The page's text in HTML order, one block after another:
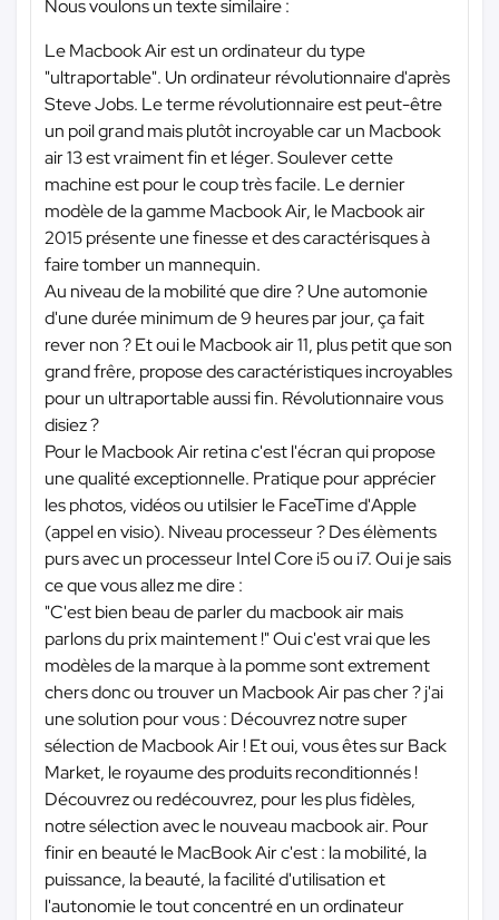
Nous voulons un texte similaire :
Le Macbook Air est un ordinateur du type
"ultraportable". Un ordinateur révolutionnaire d'après
Steve Jobs. Le terme révolutionnaire est peut-être
un poil grand mais plutôt incroyable car un Macbook
air 13 est vraiment fin et léger. Soulever cette
machine est pour le coup très facile. Le dernier
modèle de la gamme Macbook Air, le Macbook air
2015 présente une finesse et des caractérisques à
faire tomber un mannequin.
Au niveau de la mobilité que dire ? Une automonie
d'une durée minimum de 9 heures par jour, ça fait
rever non ? Et oui le Macbook air 11, plus petit que son
grand frêre, propose des caractéristiques incroyables
pour un ultraportable aussi fin. Révolutionnaire vous
disiez ?
Pour le Macbook Air retina c'est l'écran qui propose
une qualité exceptionnelle. Pratique pour apprécier
les photos, vidéos ou utilsier le FaceTime d'Apple
(appel en visio). Niveau processeur ? Des élèments
purs avec un processeur Intel Core i5 ou i7. Oui je sais
ce que vous allez me dire :
"C'est bien beau de parler du macbook air mais
parlons du prix maintement !" Oui c'est vrai que les
modèles de la marque à la pomme sont extrement
chers donc ou trouver un Macbook Air pas cher ? j'ai
une solution pour vous : Découvrez notre super
sélection de Macbook Air ! Et oui, vous êtes sur Back
Market, le royaume des produits reconditionnés !
Découvrez ou redécouvrez, pour les plus fidèles,
notre sélection avec le nouveau macbook air. Pour
finir en beauté le MacBook Air c'est : la mobilité, la
puissance, la beauté, la facilité d'utilisation et
l'autonomie le tout concentré en un ordinateur